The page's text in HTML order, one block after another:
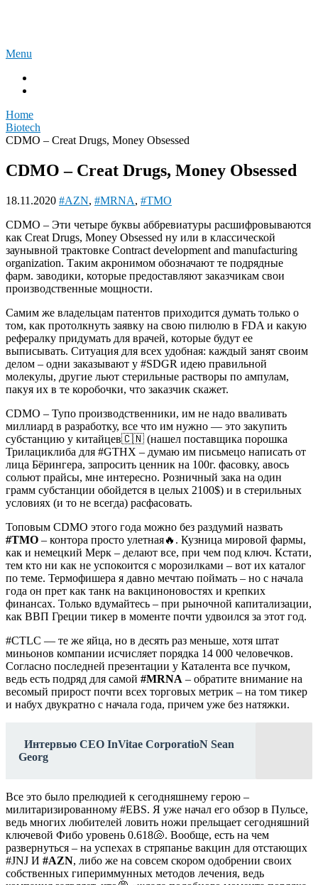
Menu
Home
Вiotech
CDMO – Сreat Drugs, Money Obsessed
CDMO – Сreat Drugs, Money Obsessed
18.11.2020 #AZN, #MRNA, #TMO
CDMO – Эти четыре буквы аббревиатуры расшифровываются
как Сreat Drugs, Money Obsessed ну или в классической
заунывной трактовке Contract development and manufacturing
organization. Таким акронимом обозначают те подрядные
фарм. заводики, которые предоставляют заказчикам свои
производственные мощности.
Самим же владельцам патентов приходится думать только о
том, как протолкнуть заявку на свою пилюлю в FDA и какую
рефералку придумать для врачей, которые будут ее
выписывать. Ситуация для всех удобная: каждый занят своим
делом – одни заказывают у #SDGR идею правильной
молекулы, другие льют стерильные растворы по ампулам,
пакуя их в те коробочки, что заказчик скажет.
CDMO – Тупо производственники, им не надо вваливать
миллиард в разработку, все что им нужно — это закупить
субстанцию у китайцев🇨🇳 (нашел поставщика порошка
Трилациклиба для #GTHX – думаю им письмецо написать от
лица Бёрингера, запросить ценник на 100г. фасовку, авось
сольют прайсы, мне интересно. Розничный зака на один
грамм субстанции обойдется в целых 2100$) и в стерильных
условиях (и то не всегда) расфасовать.
Топовым CDMO этого года можно без раздумий назвать
#TMO – контора просто улетная🔥. Кузница мировой фармы,
как и немецкий Мерк – делают все, при чем под ключ. Кстати,
тем кто ни как не успокоится с морозилками – вот их каталог
по теме. Термофишера я давно мечтаю поймать – но с начала
года он прет как танк на вакциноновостях и крепких
финансах. Только вдумайтесь – при рыночной капитализации,
как ВВП Греции тикер в моменте почти удвоился за этот год.
#CTLC — те же яйца, но в десять раз меньше, хотя штат
миньонов компании исчисляет порядка 14 000 человечков.
Согласно последней презентации у Каталента все пучком,
ведь есть подряд для самой #MRNA – обратите внимание на
весомый прирост почти всех торговых метрик – на том тикер
и набух двукратно с начала года, причем уже без натяжки.
Интервью CEO InVitae CorporatioN Sean
Georg
Все это было прелюдией к сегодняшнему герою –
милитаризированному #EBS. Я уже начал его обзор в Пульсе,
ведь многих любителей ловить ножи прельщает сегодняшний
ключевой Фибо уровень 0.618🐚. Вообще, есть на чем
развернуться – на успехах в стряпанье вакцин для отстающих
#JNJ И #AZN, либо же на совсем скором одобрении своих
собственных гипериммунных методов лечения, ведь